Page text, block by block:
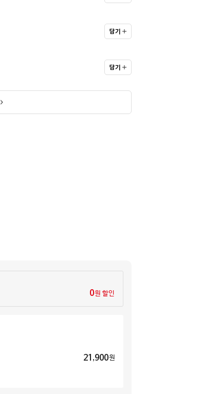
담기
담기
0원 할인
21,900원